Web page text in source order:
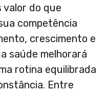
valor do que
competência
crescimento e
saúde melhorará
rotina equilibrada
Entre